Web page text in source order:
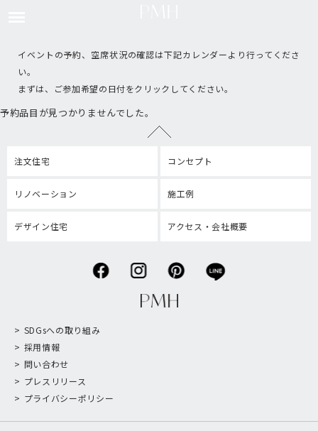
イベントの予約、空席状況の確認は下記カレンダーより行ってくださ
い。
まずは、ご参加希望の日付をクリックしてください。
予約品目が見つかりませんでした。
注文住宅 コンセプト
リノベーション 施工例
デザイン住宅 アクセス・会社概要
SDGsへの取り組み
採用情報
問い合わせ
プレスリリース
プライバシーポリシー